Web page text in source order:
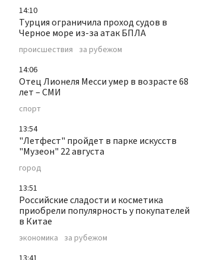
14:10
Турция ограничила проход судов в
Черное море из-за атак БПЛА
происшествия за рубежом
14:06
Отец Лионеля Месси умер в возрасте 68
лет – СМИ
спорт
13:54
"Летфест" пройдет в парке искусств
"Музеон" 22 августа
город
13:51
Российские сладости и косметика
приобрели популярность у покупателей
в Китае
экономика за рубежом